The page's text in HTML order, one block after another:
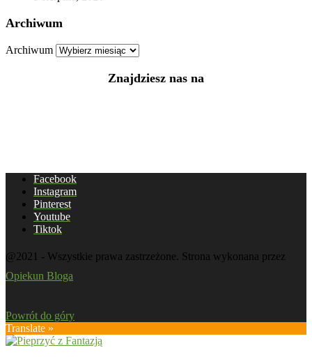
Archiwum
Archiwum
Znajdziesz nas na
Facebook
Instagram
Pinterest
Youtube
Tiktok
@2021 - Wszystkie prawa zastrzeżone. Strona wykonana przez
Opiekun Bloga
Powrót do góry
Translate »